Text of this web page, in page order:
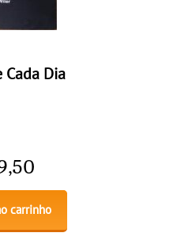
Cada Dia
carrinho